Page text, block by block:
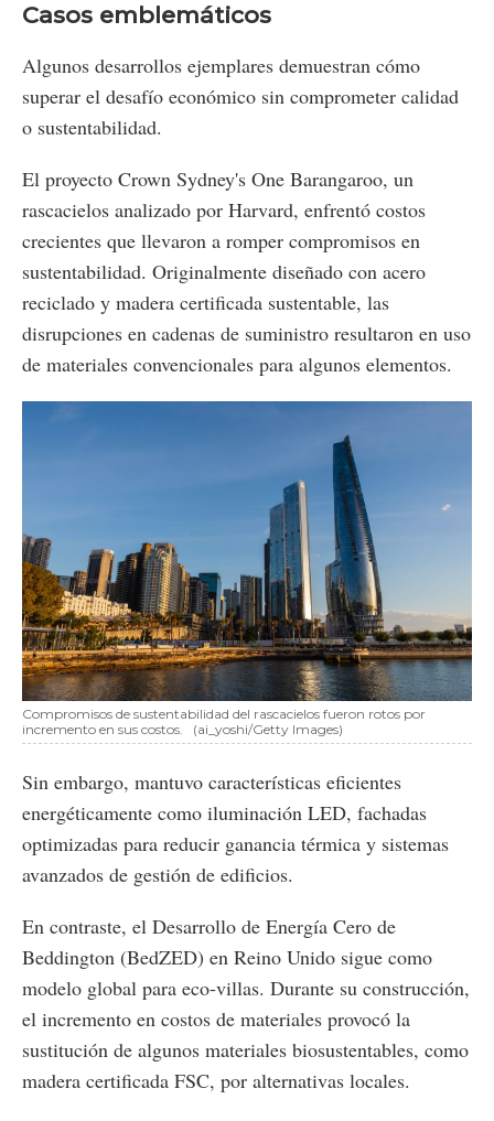
Casos emblemáticos
Algunos desarrollos ejemplares demuestran cómo
superar el desafío económico sin comprometer calidad
o sustentabilidad.
El proyecto Crown Sydney's One Barangaroo, un
rascacielos analizado por Harvard, enfrentó costos
crecientes que llevaron a romper compromisos en
sustentabilidad. Originalmente diseñado con acero
reciclado y madera certificada sustentable, las
disrupciones en cadenas de suministro resultaron en uso
de materiales convencionales para algunos elementos.
Compromisos de sustentabilidad del rascacielos fueron rotos por
incremento en sus costos.
(ai_yoshi/Getty Images)
Sin embargo, mantuvo características eficientes
energéticamente como iluminación LED, fachadas
optimizadas para reducir ganancia térmica y sistemas
avanzados de gestión de edificios.
En contraste, el Desarrollo de Energía Cero de
Beddington (BedZED) en Reino Unido sigue como
modelo global para eco-villas. Durante su construcción,
el incremento en costos de materiales provocó la
sustitución de algunos materiales biosustentables, como
madera certificada FSC, por alternativas locales.